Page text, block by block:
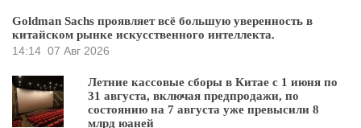
Goldman Sachs проявляет всё большую уверенность в
китайском рынке искусственного интеллекта.
14:14 07 Авг 2026
Летние кассовые сборы в Китае с 1 июня по
31 августа, включая предпродажи, по
состоянию на 7 августа уже превысили 8
млрд юаней